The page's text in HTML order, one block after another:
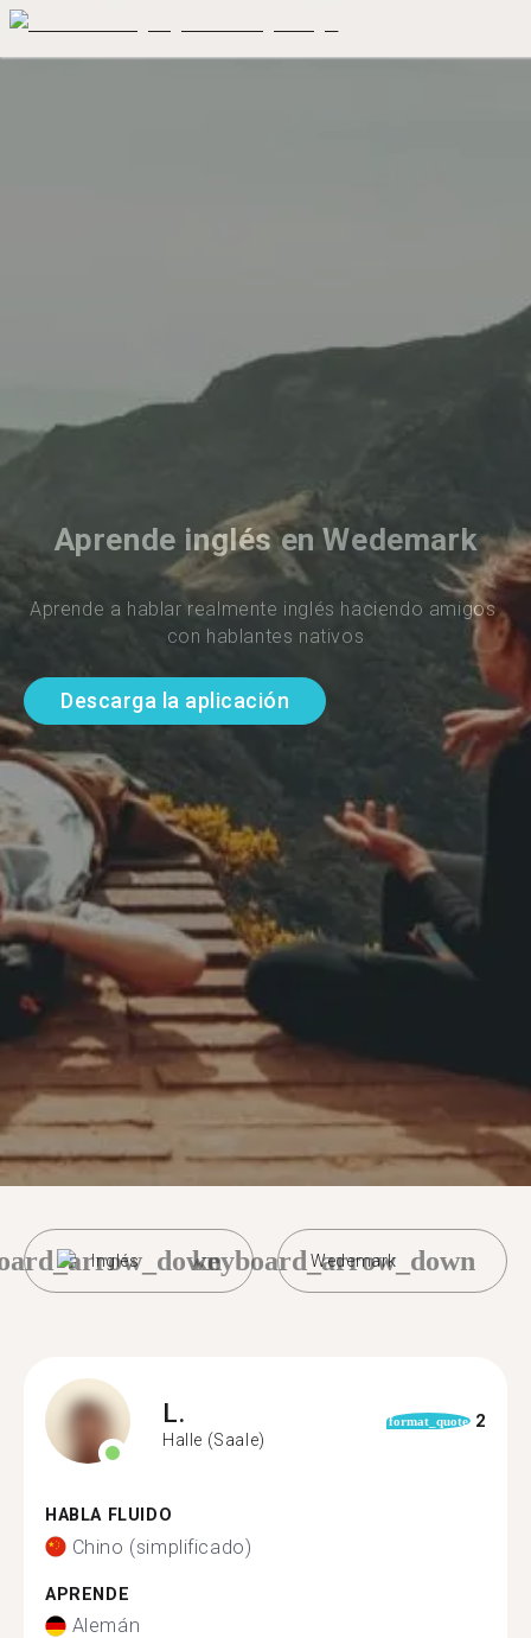
Aprende inglés en Wedemark
Aprende a hablar realmente inglés haciendo amigos
con hablantes nativos
Descarga la aplicación
Inglés Wedemark
keyboard_arrow_down
L.
Halle (Saale)
format_quote 2
HABLA FLUIDO
Chino (simplificado)
APRENDE
Alemán